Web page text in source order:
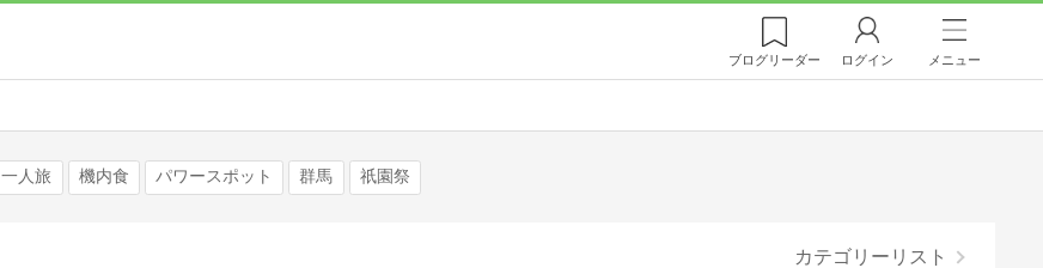
ブログリーダー ログイン メニュー
一人旅 機内食 パワースポット 群馬 祇園祭
カテゴリーリスト